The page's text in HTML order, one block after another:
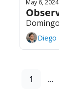
May 6, 2024
Diego
1 ...